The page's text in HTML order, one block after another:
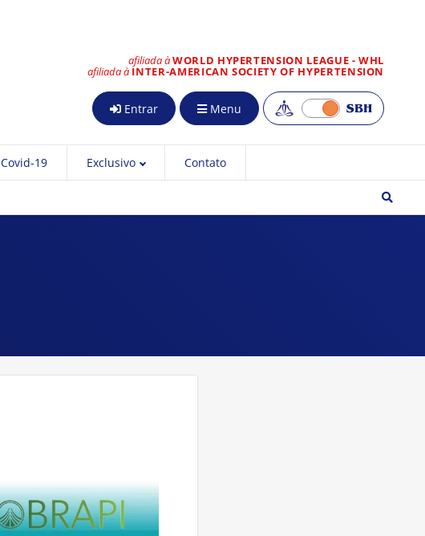
afiliada àWORLD HYPERTENSION LEAGUE - WHL
afiliada à INTER-AMERICAN SOCIETY OF HYPERTENSION
Entrar Menu
Covid-19 Exclusivo Contato